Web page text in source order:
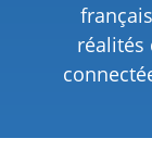
réalités